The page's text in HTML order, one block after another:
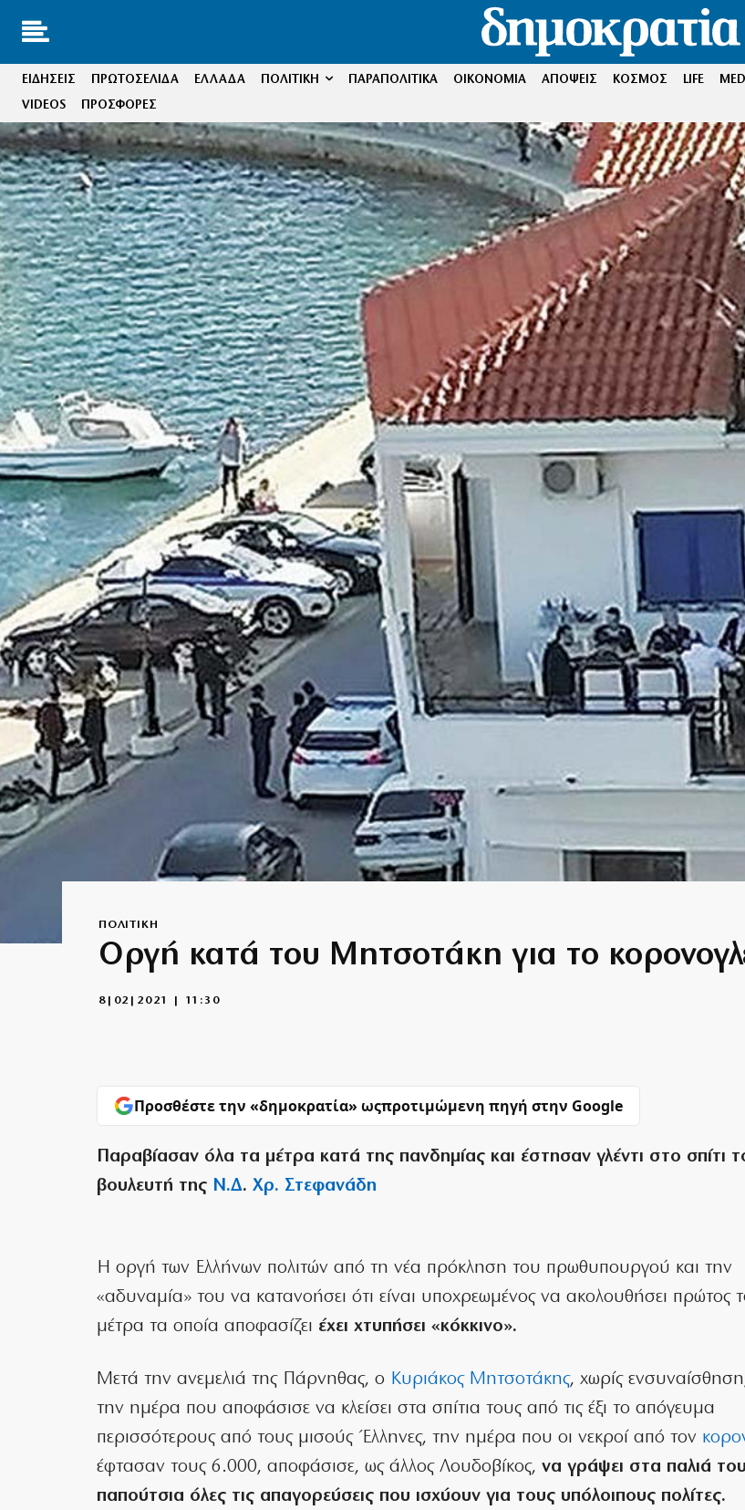
ΕΙΔΗΣΕΙΣ ΠΡΩΤΟΣΕΛΙΔΑ ΕΛΛΑΔΑ ΠΟΛΙΤΙΚΗ ΠΑΡΑΠΟΛΙΤΙΚΑ ΟΙΚΟΝΟΜΙΑ ΑΠΟΨΕΙΣ ΚΟΣΜΟΣ LIFE
VIDEOS
ΠΡΟΣΦΟΡΕΣ
ΠΟΛΙΤΙΚΗ
Οργή κατά του Μητσοτάκη για το
8|02|2021 | 11:30
Προσθέστε την «δημοκρατία» ωςπροτιμώμενη πηγή στην Google
Παραβίασαν όλα τα μέτρα κατά της πανδημίας και έστησαν γλέντι στο σπίτι
βουλευτή της Ν.Δ. Χρ. Στεφανάδη
Η οργή των Ελλήνων πολιτών από τη νέα πρόκληση του πρωθυπουργού και την
«αδυναμία» του να κατανοήσει ότι είναι υποχρεωμένος να ακολουθήσει πρώτος
μέτρα τα οποία αποφασίζει έχει χτυπήσει «κόκκινο».
Μετά την ανεμελιά της Πάρνηθας, ο Κυριάκος Μητσοτάκης, χωρίς
την ημέρα που αποφάσισε να κλείσει στα σπίτια τους από τις έξι το απόγευμα
περισσότερους από τους μισούς Έλληνες, την ημέρα που οι νεκροί από τον
έφτασαν τους 6.000, αποφάσισε, ως άλλος Λουδοβίκος, να γράψει στα παλιά
παπούτσια όλες τις απαγορεύσεις που ισχύουν για τους υπόλοιπους πολίτες.